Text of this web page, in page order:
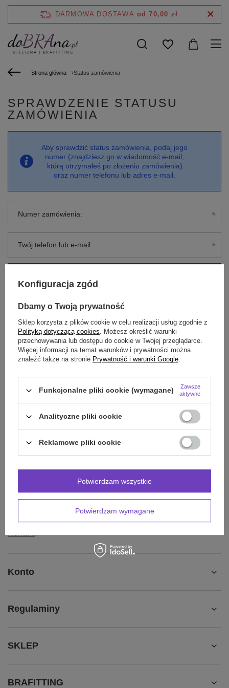
DARMOWA DOSTAWA od 70,00 zł
Strona główna Status zamówienia
SPRAWDZENIE STATUSU
ZAMÓWIENIA
Aby sprawdzić status zamówienia, podaj jego
numer (znajdziesz go w wiadomość e-mail,
którą otrzymałeś po złożeniu zamówienia)
oraz numer telefonu lub adres e-mail.
Numer zamówienia:
Twój telefon lub e-mail:
Chcę zareklamować produkt
Chcę odstąpić od umowy
Chcę wymienić produkt
Konto
Regulaminy
SKLEP
BRAFITTING
Konfiguracja zgód
Dbamy o Twoją prywatność
Sklep korzysta z plików cookie w celu realizacji usług zgodnie z
Polityką dotyczącą cookies. Możesz określić warunki
przechowywania lub dostępu do cookie w Twojej przeglądarce.
Więcej informacji na temat warunków i prywatności można
znaleźć także na stronie Prywatność i warunki Google.
Funkcjonalne pliki cookie (wymagane)
Zawsze
aktywne
Analityczne pliki cookie
Reklamowe pliki cookie
Potwierdzam wymagane
Potwierdzam wszystkie